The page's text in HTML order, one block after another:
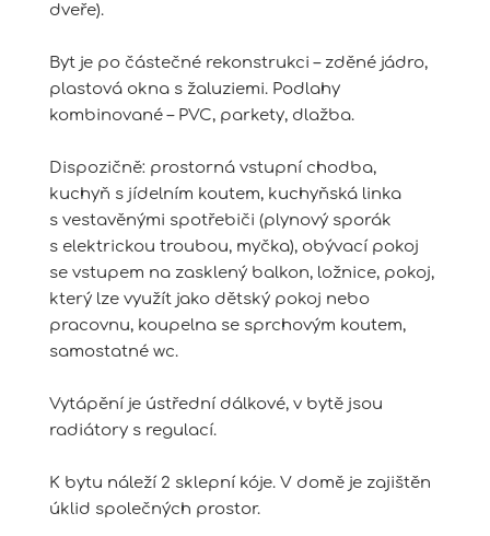
dveře).
Byt je po částečné rekonstrukci – zděné jádro,
plastová okna s žaluziemi. Podlahy
kombinované – PVC, parkety, dlažba.
Dispozičně: prostorná vstupní chodba,
kuchyň s jídelním koutem, kuchyňská linka
s vestavěnými spotřebiči (plynový sporák
s elektrickou troubou, myčka), obývací pokoj
se vstupem na zasklený balkon, ložnice, pokoj,
který lze využít jako dětský pokoj nebo
pracovnu, koupelna se sprchovým koutem,
samostatné wc.
Vytápění je ústřední dálkové, v bytě jsou
radiátory s regulací.
K bytu náleží 2 sklepní kóje. V domě je zajištěn
úklid společných prostor.